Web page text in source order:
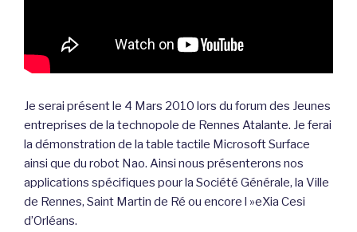
Je serai présent le 4 Mars 2010 lors du forum des Jeunes
entreprises de la technopole de Rennes Atalante. Je ferai
la démonstration de la table tactile Microsoft Surface
ainsi que du robot Nao. Ainsi nous présenterons nos
applications spécifiques pour la Société Générale, la Ville
de Rennes, Saint Martin de Ré ou encore l »eXia Cesi
d’Orléans.